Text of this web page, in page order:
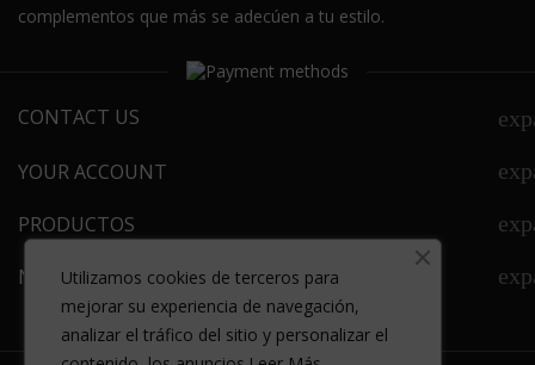
complementos que más se adecúen a tu estilo.
CONTACT US
YOUR ACCOUNT
PRODUCTOS
NEWSLETTER
Utilizamos cookies de terceros para
mejorar su experiencia de navegación,
analizar el tráfico del sitio y personalizar el